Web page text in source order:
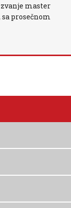
master
prosečnom